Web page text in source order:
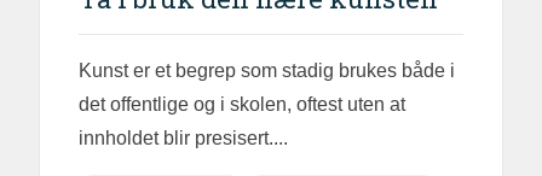
Kunst er et begrep som stadig brukes både i
det offentlige og i skolen, oftest uten at
innholdet blir presisert....